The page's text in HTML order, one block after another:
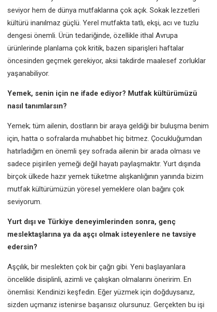
seviyor hem de dünya mutfaklarına çok açık. Sokak lezzetleri
kültürü inanılmaz güçlü. Yerel mutfakta tatlı, ekşi, acı ve tuzlu
dengesi önemli. Ürün tedariğinde, özellikle ithal Avrupa
ürünlerinde planlama çok kritik, bazen siparişleri haftalar
öncesinden geçmek gerekiyor, aksi takdirde maalesef zorluklar
yaşanabiliyor.
Yemek, senin için ne ifade ediyor? Mutfak kültürümüzü
nasıl tanımlarsın?
Yemek; tüm ailenin, dostların bir araya geldiği bir buluşma benim
için, hatta o sofralarda muhabbet hiç bitmez. Çocukluğumdan
hatırladığım en önemli şey sofrada ailenin bir arada olması ve
sadece pişirilen yemeği değil hayatı paylaşmaktır. Yurt dışında
birçok ülkede hazır yemek tüketme alışkanlığının yanında bizim
mutfak kültürümüzün yöresel yemeklere olan bağını çok
seviyorum.
Yurt dışı ve Türkiye deneyimlerinden sonra, genç
meslektaşlarına ya da aşçı olmak isteyenlere ne tavsiye
edersin?
Aşçılık, bir meslekten çok bir çağrı gibi. Yeni başlayanlara
öncelikle disiplinli, azimli ve çalışkan olmalarını öneririm. En
önemlisi: Kendinizi keşfedin. Eğer yüzmek için doğduysanız,
sizden uçmanız istenirse başarısız olursunuz. Gerçekten bu işi